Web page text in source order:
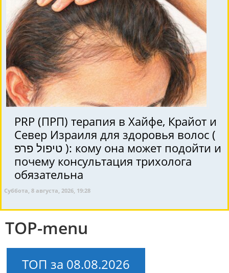
PRP (ПРП) терапия в Хайфе, Крайот и
Север Израиля для здоровья волос (
טיפול פרפ ): кому она может подойти и
почему консультация трихолога
обязательна
Суббота, 8 августа, 2026, 19:28
TOP-menu
ТОП за 08.08.2026